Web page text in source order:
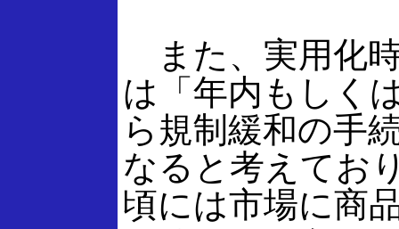
また、実用化
は「年内もしく
ら規制緩和の手
なると考えてお
頃には市場に商